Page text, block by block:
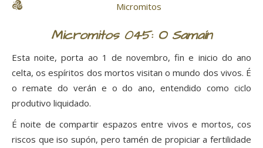
Micromitos
Micromitos 045: O Samaín
Esta noite, porta ao 1 de novembro, fin e inicio do ano
celta, os espíritos dos mortos visitan o mundo dos vivos. É
o remate do verán e o do ano, entendido como ciclo
produtivo liquidado.
É noite de compartir espazos entre vivos e mortos, cos
riscos que iso supón, pero tamén de propiciar a fertilidade